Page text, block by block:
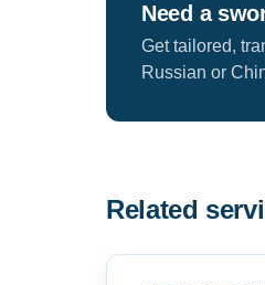
Need a
Get tailored,
Russian or
Related